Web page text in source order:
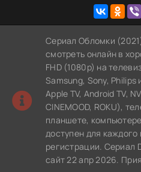
Сериал Обломки
смотреть онлайн в
FHD (1080p) на
Samsung, Sony, Philips
Apple TV, Android TV,
CINEMOOD, ROKU),
планшете,
доступен для каждого
регистрации. Сериал
сайт 22 апр 2026.